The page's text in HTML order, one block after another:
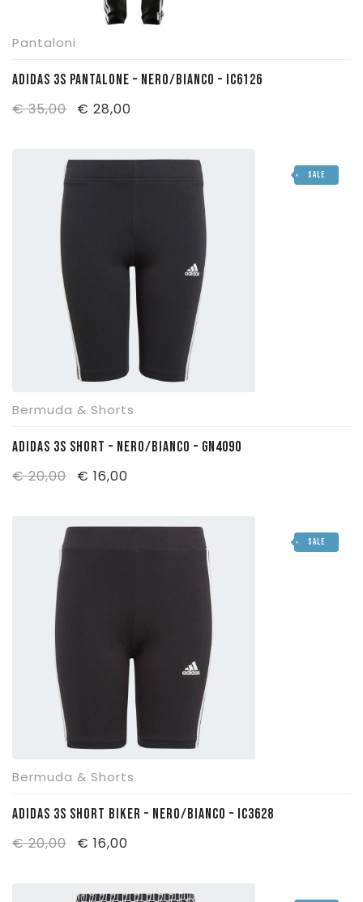
Pantaloni
ADIDAS 3S PANTALONE – NERO/BIANCO – IC6126
€35,00
Il
originale
€ 28,00
attuale
è:
SALE
Bermuda & Shorts
ADIDAS 3S SHORT – NERO/BIANCO – GN4090
€20,00
Il
originale
€ 16,00
attuale
SALE
Bermuda & Shorts
ADIDAS 3S SHORT BIKER – NERO/BIANCO – IC3628
€20,00
Il
originale
€ 16,00
attuale